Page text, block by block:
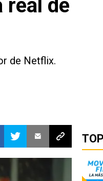
real de
de Netflix.